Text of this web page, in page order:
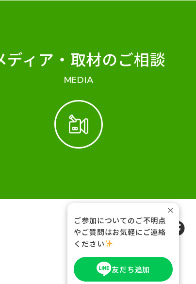
ディア・ 取材のご相談
MEDIA
FOLLOW US
ご参加についてのご不明点
やご質問はお気軽にご連絡
ください
友だち追加
×